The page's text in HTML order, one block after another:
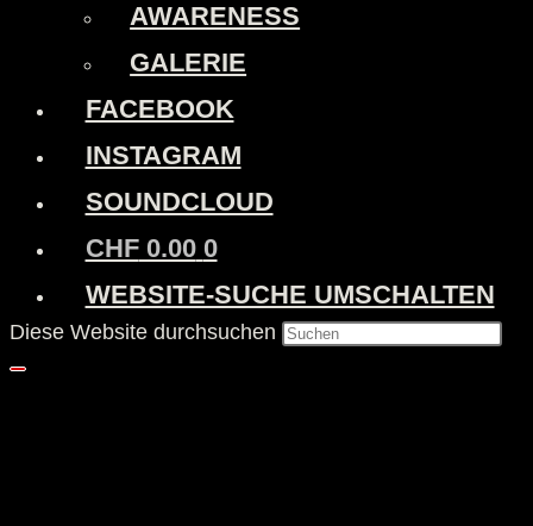
AWARENESS
GALERIE
FACEBOOK
INSTAGRAM
SOUNDCLOUD
CHF0.00 0
WEBSITE-SUCHE UMSCHALTEN
Diese Website durchsuchen